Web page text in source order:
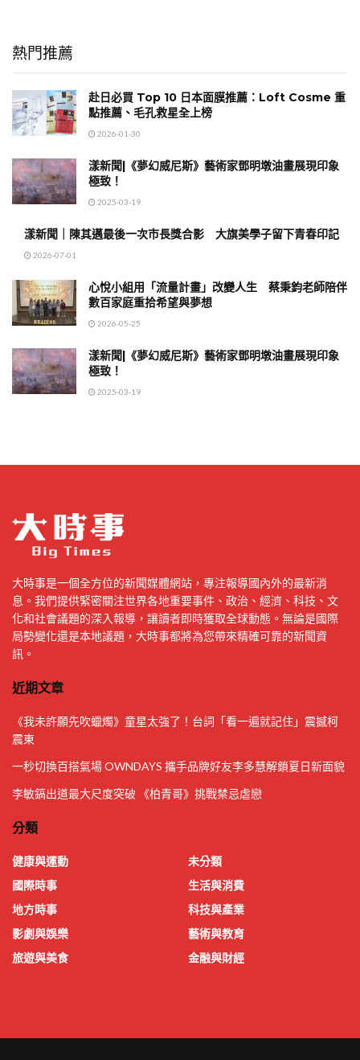
熱門推薦
赴日必買 Top 10 日本面膜推薦：Loft Cosme 重
點推薦、毛孔救星全上榜
2026-01-30
漾新聞|《夢幻威尼斯》藝術家鄧明墩油畫展現印象
極致！
2025-03-19
漾新聞｜陳其邁最後一次市長獎合影 大旗美學子留下青春印記
2026-07-01
心悅小組用「流量計畫」改變人生 蔡秉鈞老師陪伴
數百家庭重拾希望與夢想
2026-05-25
漾新聞|《夢幻威尼斯》藝術家鄧明墩油畫展現印象
極致！
2025-03-19
大時事是一個全方位的新聞媒體網站，專注報導國內外的最新消
息。我們提供緊密關注世界各地重要事件、政治、經濟、科技、文
化和社會議題的深入報導，讓讀者即時獲取全球動態。無論是國際
局勢變化還是本地議題，大時事都將為您帶來精確可靠的新聞資
訊。
近期文章
《我未許願先吹蠟燭》童星太強了！台詞「看一遍就記住」震撼柯
震東
一秒切換百搭氣場 OWNDAYS 攜手品牌好友李多慧解鎖夏日新面貌
李敏鎬出道最大尺度突破 《柏青哥》挑戰禁忌虐戀
分類
健康與運動
國際時事
地方時事
影劇與娛樂
旅遊與美食
未分類
生活與消費
科技與產業
藝術與教育
金融與財經